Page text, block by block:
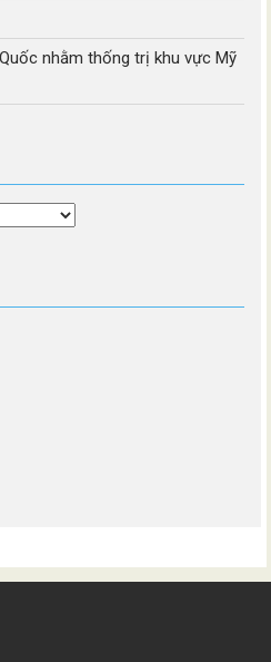
nhằm thống trị khu vực Mỹ